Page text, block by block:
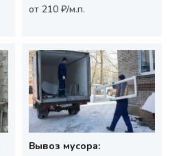
от 210 ₽/м.п.
Вывоз мусора: